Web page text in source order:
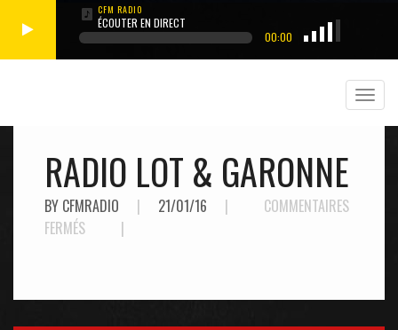
ÉCOUTER EN DIRECT
00:00
RADIO LOT & GARONNE
BY CFMRADIO | 21/01/16 |
COMMENTAIRES
FERMÉS
SUR|